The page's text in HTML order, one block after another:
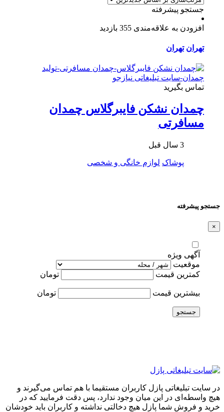
جستجو پیشرفته
افزودن به علاقه‌مندی 355 بازدید
تهران تهران
تماس بگیرید
چمدان نشکن فایبرگلاس چمدان
مسافرتی
3 سال قبل
پوشاک لوازم خانگی و شخصی
جستجو پیشرفته
×
آگهی ویژه
موقعیت
کمترین قیمت
تومان
بیشترین قیمت تومان
جستجو
در سایت تبلیغاتی پازل کاربران مستقیما با هم تماس می‌گیرند و
هیچ واسطه‌ای در این میان وجود ندارد، پس دقت فرمایید که در
خرید و فروشِ شما پازل هیچ دخالتی نداشته و کاربران باید خودشان